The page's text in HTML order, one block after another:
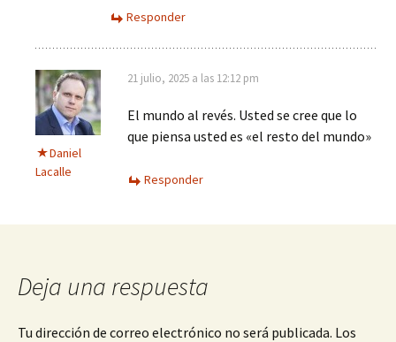
Responder
Daniel
Lacalle
21 julio, 2025 a las 12:12 pm
El mundo al revés. Usted se cree que lo
que piensa usted es «el resto del mundo»
Responder
Deja una respuesta
Tu dirección de correo electrónico no será publicada. Los